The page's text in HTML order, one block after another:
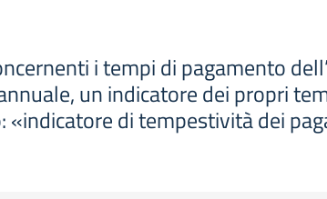
i tempi di pagamento
un indicatore dei propri
di tempestività dei